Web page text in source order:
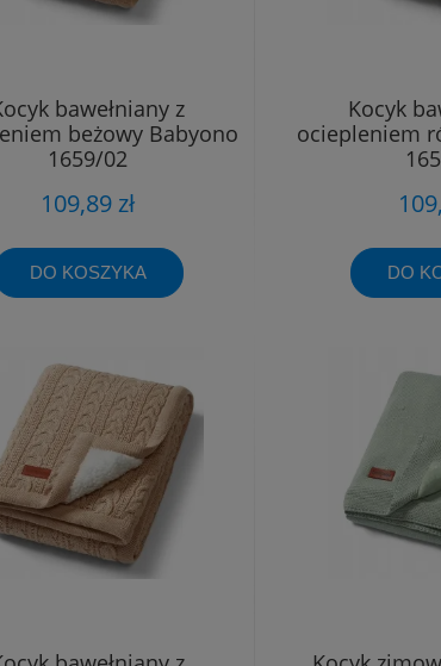
bawełniany z
beżowy Babyono
1659/02
109,89 zł
DO KOSZYKA
Kocyk
ociepleniem
DO